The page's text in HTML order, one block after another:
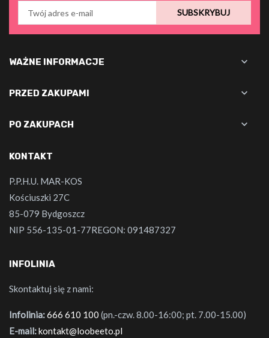
SUBSKRYBUJ
WAŻNE INFORMACJE 
PRZED ZAKUPAMI 
PO ZAKUPACH 
KONTAKT
P.P.H.U. MAR-KOS
Kościuszki 27C
85-079 Bydgoszcz
NIP 556-135-01-77REGON: 091487327
INFOLINIA
Skontaktuj się z nami:
Infolinia:666 610 100 (pn.-czw. 8.00-16:00; pt. 7.00-15.00)
E-mail:kontakt@loobeeto.pl